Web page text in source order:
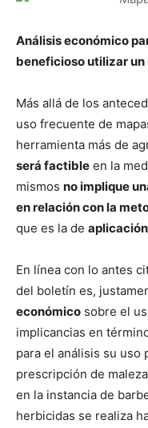
Análisis económico
beneficioso utilizar
Más allá de los
uso frecuente de
herramienta más de
será factible en la
mismos no implique
en relación con la
que es la de
En línea con lo antes
del boletín es,
económico sobre el
implicancias en
para el análisis su uso
prescripción de
en la instancia de
herbicidas se realiza